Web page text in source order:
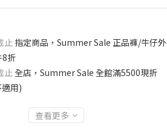
止 指定商品，Summer Sale 正品褲/牛仔外
8折
止全店，Summer Sale 全館滿5500現折
用)
查看更多